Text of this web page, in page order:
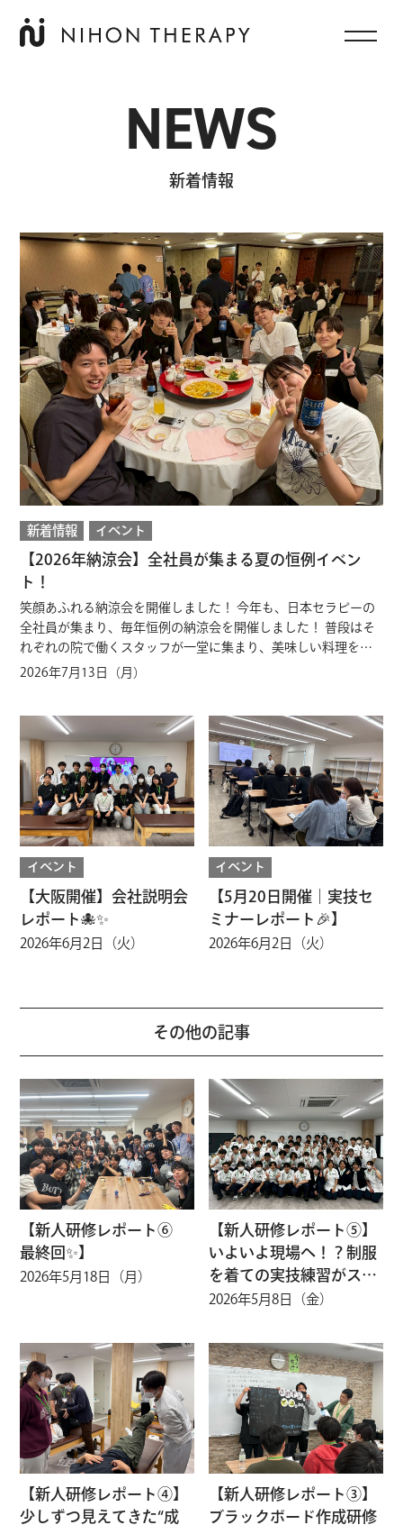
新着情報
NEWS
新着情報 イベント
【2026年納涼会】全社員が集まる夏の恒例イベン
ト！
笑顔あふれる納涼会を開催しました！ 今年も、日本セラピーの
全社員が集まり、毎年恒例の納涼会を開催しました！ 普段はそ
れぞれの院で働くスタッフが一堂に集まり、美味しい料理を囲
みながら交流を深める、毎年楽しみにしているイベントの一つ
場は開始直後から笑顔でいっぱいでした😊 院や役職を越えて
2026年7月13日（月）
イベント
【大阪開催】会社説明会
レポート🐙✨
2026年6月2日（火）
イベント
【5月20日開催｜実技セ
ミナーレポート🎉】
2026年6月2日（火）
その他の記事
【新人研修レポート⑥
最終回✨】
2026年5月18日（月）
【新人研修レポート⑤】
いよいよ現場へ！？制服
を着ての実技練習がスタ
ート🔥
2026年5月8日（金）
【新人研修レポート④】
少しずつ見えてきた“成
【新人研修レポート③】
ブラックボード作成研修